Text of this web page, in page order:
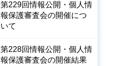
第229回情報公開・個人情
報保護審査会の開催につ
いて
第228回情報公開・個人情
報保護審査会の開催結果